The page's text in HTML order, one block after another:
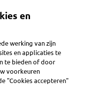
en
werking van zijn
en applicaties te
te bieden of door
voorkeuren
"Cookies accepteren"